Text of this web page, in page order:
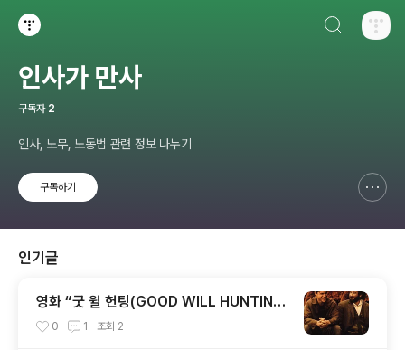
인사가 만사
구독자 2
인사, 노무, 노동법 관련 정보 나누기
구독하기
인기글
영화 “굿 윌 헌팅(GOOD WILL HUNTIN
G)”의 줄거리 및 감상평, MIT대학교
0 1 조회 2